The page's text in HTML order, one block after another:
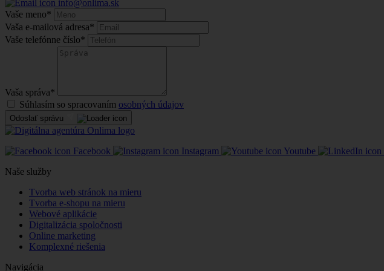
info@onlima.sk
Vaše meno*
Vaša e-mailová adresa*
Vaše telefónne číslo*
Vaša správa*
Súhlasím so spracovaním osobných údajov
Odoslať správu
Facebook Instagram Youtube
Naše služby
Tvorba web stránok na mieru
Tvorba e-shopu na mieru
Webové aplikácie
Digitalizácia spoločnosti
Online marketing
Komplexné riešenia
Navigácia